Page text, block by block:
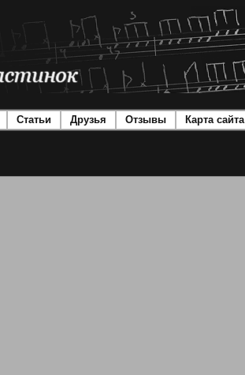
Статьи Друзья Отзывы Карта сайта